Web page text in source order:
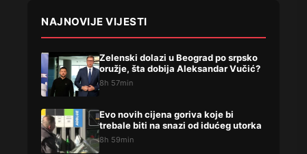
NAJNOVIJE VIJESTI
Zelenski dolazi u Beograd po srpsko
oružje, šta dobija Aleksandar Vučić?
8h 57min
Evo novih cijena goriva koje bi
trebale biti na snazi od idućeg utorka
8h 59min